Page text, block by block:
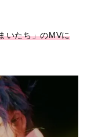
いたち」のMVに